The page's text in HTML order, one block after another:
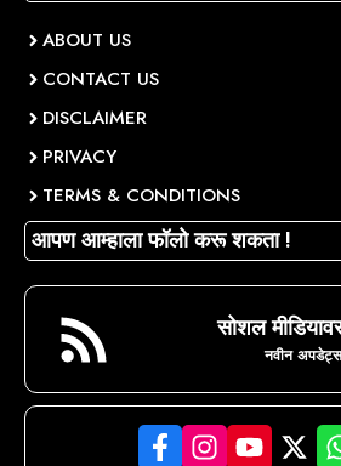
ABOUT US
CONTACT US
DISCLAIMER
PRIVACY
TERMS & CONDITIONS
आपण आम्हाला फॉलो करू शकता !
सोशल
नवीन अपडेट्स